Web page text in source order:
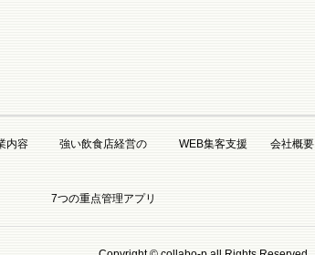
内容 強い飲食店経営の
7つの重点管理アプリ
WEB集客支援 会社概要